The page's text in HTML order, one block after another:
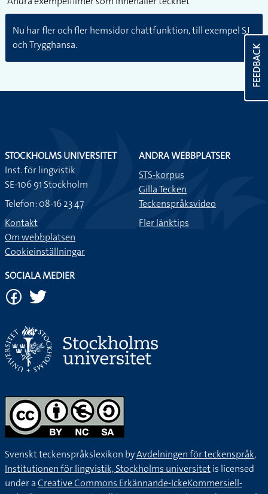
Andra exempelfilmer som innehåller tecknet
Nu har fler och fler hemsidor chattfunktion, till exempel SJ
och Trygghansa.
FEEDBACK
STOCKHOLMS UNIVERSITET
Inst. för lingvistik
SE-106 91 Stockholm
Telefon: 08-16 23 47
Kontakt
Om webbplatsen
ANDRA WEBBPLATSER
STS-korpus
Gilla Tecken
Teckenspråksvideo
SOCIALA MEDIER
Svenskt teckenspråkslexikon byAvdelningen för teckenspråk,
Institutionen för lingvistik, Stockholms universitetis licensed